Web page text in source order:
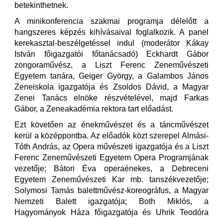
betekinthetnek.
A minikonferencia szakmai programja délelőtt a
hangszeres képzés kihívásaival foglalkozik. A panel
kerekasztal-beszélgetéssel indul (moderátor Kákay
István főigazgatói főtanácsadó) Eckhardt Gábor
zongoraművész, a Liszt Ferenc Zeneművészeti
Egyetem tanára, Geiger György, a Galambos János
Zeneiskola igazgatója és Zsoldos Dávid, a Magyar
Zenei Tanács elnöke részvételével, majd Farkas
Gábor, a Zeneakadémia rektora tart előadást.
Ezt követően az énekművészet és a táncművészet
kerül a középpontba. Az előadók közt szerepel Almási-
Tóth András, az Opera művészeti igazgatója és a Liszt
Ferenc Zeneművészeti Egyetem Opera Programjának
vezetője; Bátori Éva operaénekes, a Debreceni
Egyetem Zeneművészeti Kar mb. tanszékvezetője;
Solymosi Tamás balettművész-koreográfus, a Magyar
Nemzeti Balett igazgatója; Both Miklós, a
Hagyományok Háza főigazgatója és Uhrik Teodóra